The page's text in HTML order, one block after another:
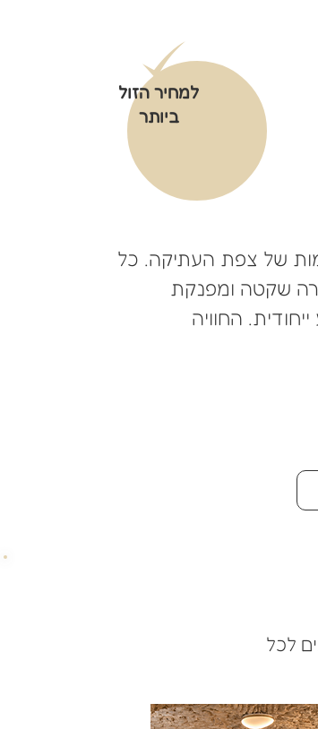
של צפת העתיקה. כל
שקטה ומפנקת
החוויה
למחיר הזול
ביותר
לכל